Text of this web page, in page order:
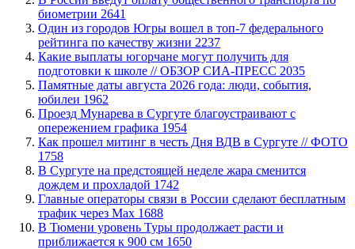
биометрии 2641
Один из городов Югры вошел в топ-7 федерального
рейтинга по качеству жизни 2237
Какие выплаты югорчане могут получить для
подготовки к школе // ОБЗОР СИА-ПРЕСС 2035
​Памятные даты августа 2026 года: люди, события,
юбилеи 1962
​Проезд Мунарева в Сургуте благоустраивают с
опережением графика 1954
Как прошел митинг в честь Дня ВДВ в Сургуте // ФОТО
1758
В Сургуте на предстоящей неделе жара сменится
дождем и прохладой 1742
Главные операторы связи в России сделают бесплатным
трафик через Max 1688
В Тюмени уровень Туры продолжает расти и
приближается к 900 см 1650